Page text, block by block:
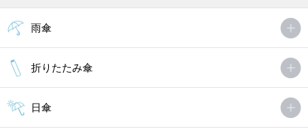
雨傘
折りたたみ傘
日傘